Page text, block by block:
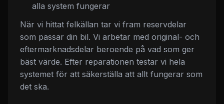
alla system fungerar
När vi hittat felkällan tar vi fram reservdelar
som passar din bil. Vi arbetar med original- och
eftermarknadsdelar beroende på vad som ger
bäst värde. Efter reparationen testar vi hela
systemet för att säkerställa att allt fungerar som
det ska.